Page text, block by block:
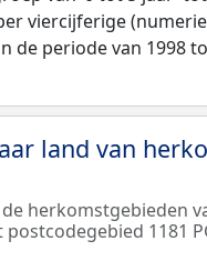
viercijferige
de periode van 1998
land van
herkomstgebieden
1181